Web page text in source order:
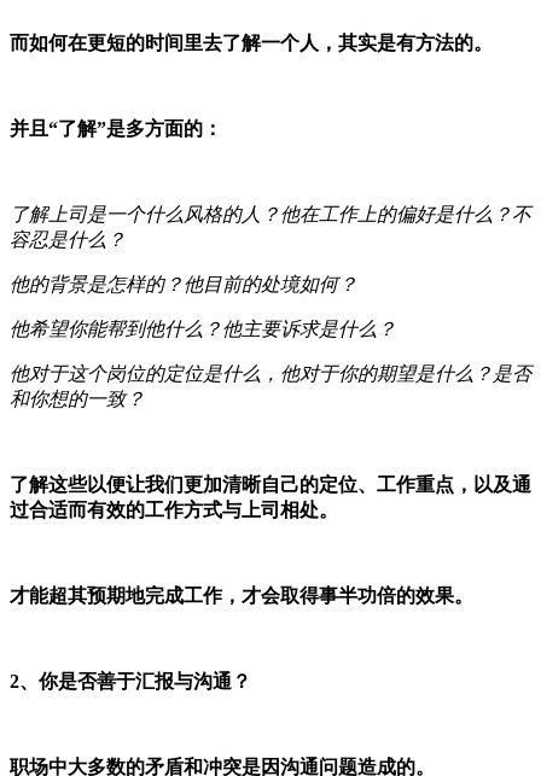
而如何在更短的时间里去了解一个人，其实是有方法的。
并且“了解”是多方面的：
了解上司是一个什么风格的人？他在工作上的偏好是什么？不
容忍是什么？
他的背景是怎样的？他目前的处境如何？
他希望你能帮到他什么？他主要诉求是什么？
他对于这个岗位的定位是什么，他对于你的期望是什么？是否
和你想的一致？
了解这些以便让我们更加清晰自己的定位、工作重点，以及通
过合适而有效的工作方式与上司相处。
才能超其预期地完成工作，才会取得事半功倍的效果。
2、你是否善于汇报与沟通？
职场中大多数的矛盾和冲突是因沟通问题造成的。